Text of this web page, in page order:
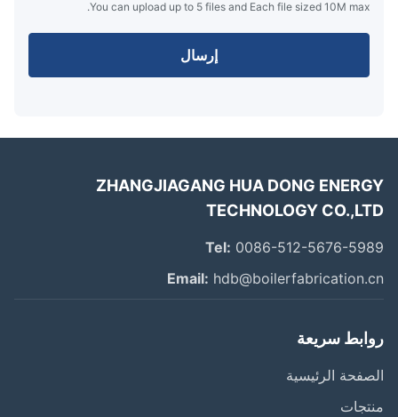
You can upload up to 5 files and Each file sized 10M max.
إرسال
ZHANGJIAGANG HUA DONG
TECHNOLOGY
Tel:0086-512-5676-
Email:
سريعة
الرئيسية